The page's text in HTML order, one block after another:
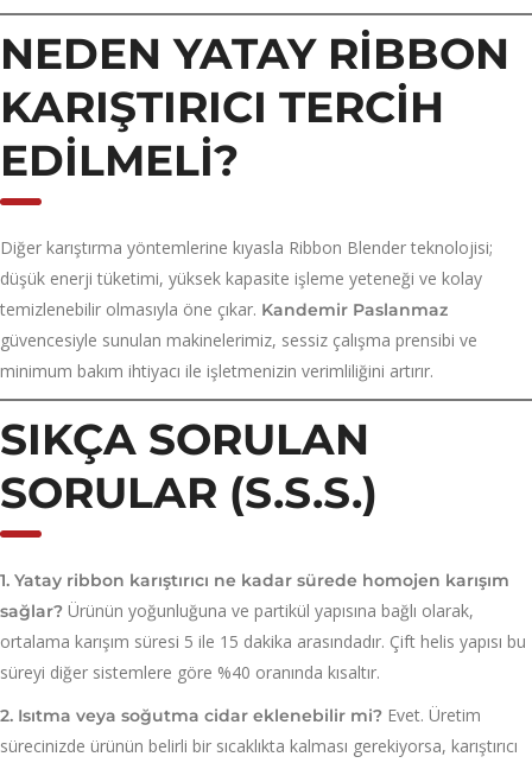
NEDEN YATAY RIBBON
KARIŞTIRICI TERCIH
EDILMELI?
Diğer karıştırma yöntemlerine kıyasla Ribbon Blender teknolojisi;
düşük enerji tüketimi, yüksek kapasite işleme yeteneği ve kolay
temizlenebilir olmasıyla öne çıkar. Kandemir Paslanmaz
güvencesiyle sunulan makinelerimiz, sessiz çalışma prensibi ve
minimum bakım ihtiyacı ile işletmenizin verimliliğini artırır.
SIKÇA SORULAN
SORULAR (S.S.S.)
1. Yatay ribbon karıştırıcı ne kadar sürede homojen karışım
sağlar? Ürünün yoğunluğuna ve partikül yapısına bağlı olarak,
ortalama karışım süresi 5 ile 15 dakika arasındadır. Çift helis yapısı bu
süreyi diğer sistemlere göre %40 oranında kısaltır.
2. Isıtma veya soğutma cidar eklenebilir mi? Evet. Üretim
sürecinizde ürünün belirli bir sıcaklıkta kalması gerekiyorsa, karıştırıcı